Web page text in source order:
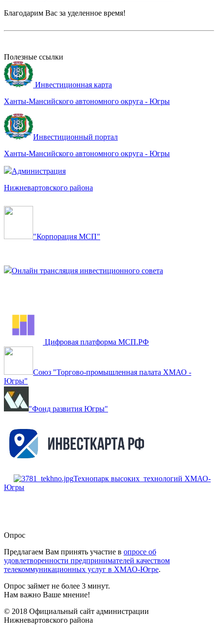
Благодарим Вас за уделенное время!
Полезные ссылки
Инвестиционная карта
Ханты-Мансийского автономного округа - Югры
Инвестиционный портал
Ханты-Мансийского автономного округа - Югры
Администрация
Нижневартовского района
"Корпорация МСП"
Онлайн трансляция инвестиционного совета
Цифровая платформа МСП.РФ
Союз "Торгово-промышленная палата ХМАО -
Югры"
"Фонд развития Югры"
Технопарк высоких технологий ХМАО-
Югры
Опрос
Предлагаем Вам принять участие в опросе об
удовлетворенности предпринимателей качеством
телекоммуникационных услуг в ХМАО-Югре.
Опрос займет не более 3 минут.
Нам важно Ваше мнение!
© 2018 Официальный сайт администрации
Нижневартовского района